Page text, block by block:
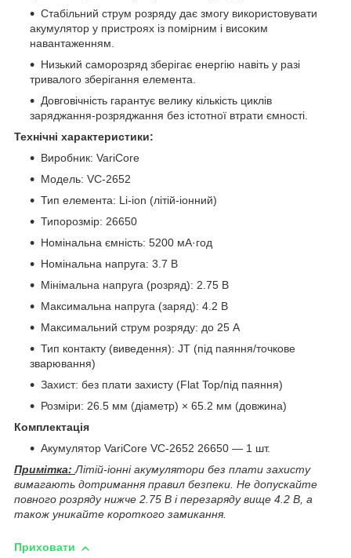
Стабільний струм розряду дає змогу використовувати
акумулятор у пристроях із помірним і високим
навантаженням.
Низький саморозряд зберігає енергію навіть у разі
тривалого зберігання елемента.
Довговічність гарантує велику кількість циклів
заряджання-розряджання без істотної втрати ємності.
Технічні характеристики:
Виробник: VariCore
Модель: VC-2652
Тип елемента: Li-ion (літій-іонний)
Типорозмір: 26650
Номінальна ємність: 5200 мА·год
Номінальна напруга: 3.7 В
Мінімальна напруга (розряд): 2.75 В
Максимальна напруга (заряд): 4.2 В
Максимальний струм розряду: до 25 А
Тип контакту (виведення): JT (під паяння/точкове
зварювання)
Захист: без плати захисту (Flat Top/під паяння)
Розміри: 26.5 мм (діаметр) × 65.2 мм (довжина)
Комплектація
Акумулятор VariCore VC-2652 26650 — 1 шт.
Примітка:Літій-іонні акумулятори без плати захисту
вимагають дотримання правил безпеки. Не допускайте
повного розряду нижче 2.75 В і перезаряду вище 4.2 В, а
також уникайте короткого замикання.
Приховати